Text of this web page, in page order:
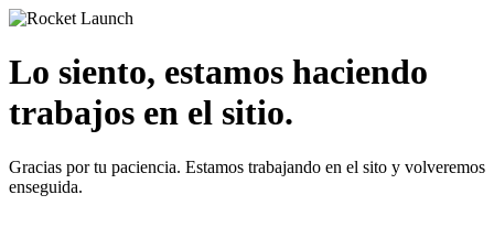
Lo siento, estamos haciendo
trabajos en el sitio.
Gracias por tu paciencia. Estamos trabajando en el sito y volveremos
enseguida.